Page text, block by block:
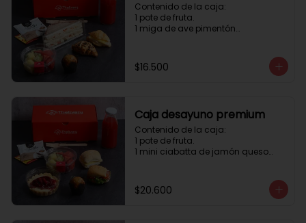
Contenido de la caja:
1 pote de fruta.
1 miga de ave pimentón
1 mini muffin
1 sobre de té y café
$16.500
Caja desayuno premium
Contenido de la caja:
1 pote de fruta.
1 mini ciabatta de jamón queso
1 mini muffin
1 cheesecake
$20.600